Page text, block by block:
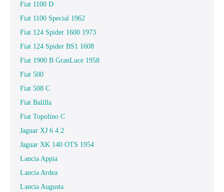
Fiat 1100 D
Fiat 1100 Special 1962
Fiat 124 Spider 1600 1973
Fiat 124 Spider BS1 1608
Fiat 1900 B GranLuce 1958
Fiat 500
Fiat 508 C
Fiat Balilla
Fiat Topolino C
Jaguar XJ 6 4.2
Jaguar XK 140 OTS 1954
Lancia Appia
Lancia Ardea
Lancia Augusta